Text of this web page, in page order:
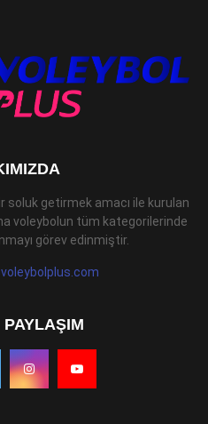
soluk getirmek amacı ile kurulan
voleybolun tüm kategorilerinde
görev edinmiştir.